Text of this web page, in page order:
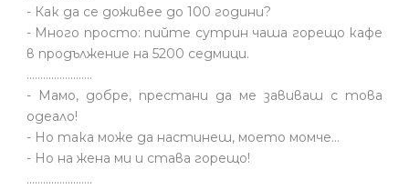
- Как да се доживее до 100 години?
- Много просто: пийте сутрин чаша горещо кафе
в продължение на 5200 седмици.
........................
- Мамо, добре, престани да ме завиваш с това
одеало!
- Но така може да настинеш, моето момче…
- Но на жена ми и става горещо!
........................